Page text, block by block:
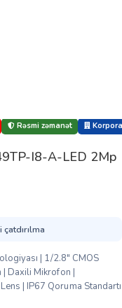
Rəsmi zəmanət
I8-A-LED 2Mp
| 1/2.8″ CMOS
Daxili Mikrofon |
| IP67 Qoruma Standartı